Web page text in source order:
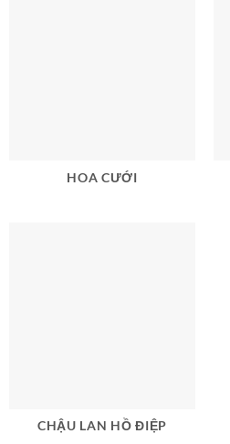
HOA CƯỚI
CHẬU LAN HỒ ĐIỆP